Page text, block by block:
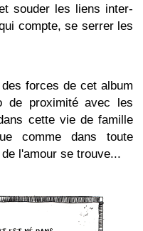
souder les liens inter-
compte, se serrer les
forces de cet album
de proximité avec les
cette vie de famille
comme dans toute
l'amour se trouve...